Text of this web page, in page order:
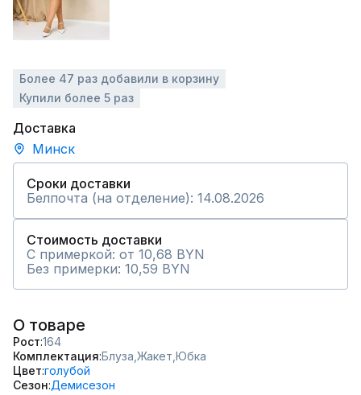
Более 47 раз добавили в корзину
Купили более 5 раз
Доставка
Минск
Сроки доставки
Белпочта (на отделение): 14.08.2026
Стоимость доставки
С примеркой: от 10,68 BYN
Без примерки: 10,59 BYN
О товаре
Рост 164
Комплектация Блуза, Жакет, Юбка
Цвет голубой
Сезон Демисезон